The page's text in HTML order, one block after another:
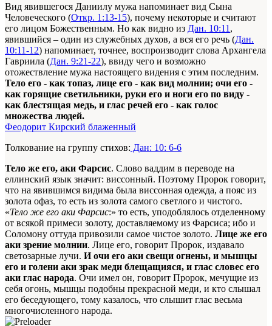
Вид явившегося Даниилу мужа напоминает вид Сына
Человеческого (Откр. 1:13-15), почему некоторые и считают
его лицом Божественным. Но как видно из Дан. 10:11 ,
явившийся – один из служебных духов, а вся его речь (Дан.
10:11-12) напоминает, точнее, воспроизводит слова Архангела
Гавриила (Дан. 9:21-22), ввиду чего и возможно
отожествление мужа настоящего видения с этим последним.
Тело его - как топаз, лице его - как вид молнии; очи его -
как горящие светильники, руки его и ноги его по виду -
как блестящая медь, и глас речей его - как голос
множества людей.
Феодорит Кирский блаженный
Толкование на группу стихов: Дан: 10: 6-6
Тело же его, аки Фарсис. Слово ваддим в переводе на
еллинский язык значит: виссонный. Поэтому Пророк говорит,
что на явившимся видима была виссонная одежда, а пояс из
золота офаз, то есть из золота самого светлого и чистого.
«Тело же его аки Фарсис:» то есть, уподоблялось отделенному
от всякой примеси золоту, доставляемому из Фарсиса; ибо и
Соломону оттуда привозили самое чистое золото. Лице же его
аки зрение молнии. Лице его, говорит Пророк, издавало
светозарные лучи. И очи его аки свещи огнены, и мышцы
его и голени аки зрак меди блещащияся, и глас словес его
аки глас народа. Очи имел он, говорит Пророк, мечущие из
себя огонь, мышцы подобны прекрасной меди, и кто слышал
его беседующего, тому казалось, что слышит глас весьма
многочисленного народа.